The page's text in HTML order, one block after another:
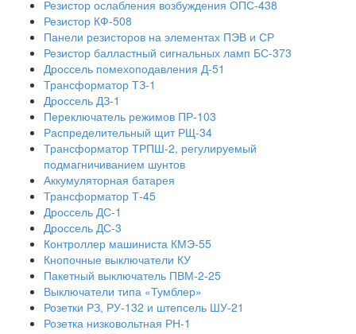
Резистор ослабления возбуждения ОПС-438
Резистор КФ-508
Панели резисторов на элементах ПЭВ и СР
Резистор балластный сигнальных ламп БС-373
Дроссель помехоподавления Д-51
Трансформатор ТЗ-1
Дроссель ДЗ-1
Переключатель режимов ПР-103
Распределительный щит РЩ-34
Трансформатор ТРПШ-2, регулируемый
подмагничиванием шунтов
Аккумуляторная батарея
Трансформатор Т-45
Дроссель ДС-1
Дроссель ДС-3
Контроллер машиниста КМЭ-55
Кнопочные выключатели КУ
Пакетный выключатель ПВМ-2-25
Выключатели типа «Тумблер»
Розетки РЗ, РУ-132 и штепсель ШУ-21
Розетка низковольтная РН-1